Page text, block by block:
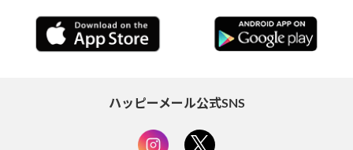
ハッピーメール公式SNS